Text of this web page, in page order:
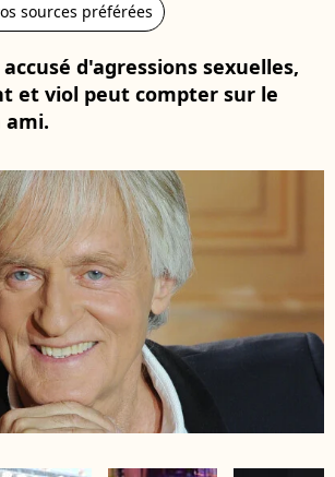
sources préférées
d'agressions sexuelles,
et viol peut compter sur le
ami.